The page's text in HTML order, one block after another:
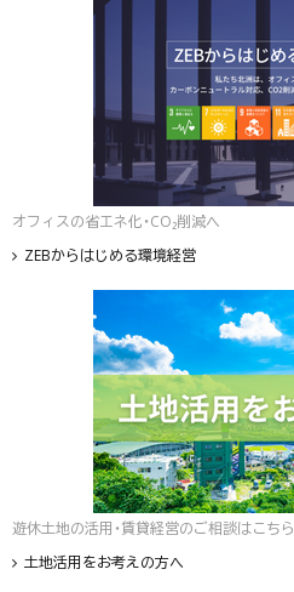
オフィスの省エネ化・CO₂削減へ
ZEBからはじめる環境経営
遊休土地の活用・賃貸経営のご相談はこちら
土地活用をお考えの方へ